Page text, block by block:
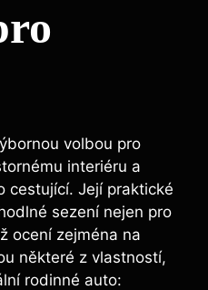
volbou pro
interiéru a
cestující. Její praktické
sezení nejen pro
ocení zejména na
některé z vlastností,
rodinné auto: